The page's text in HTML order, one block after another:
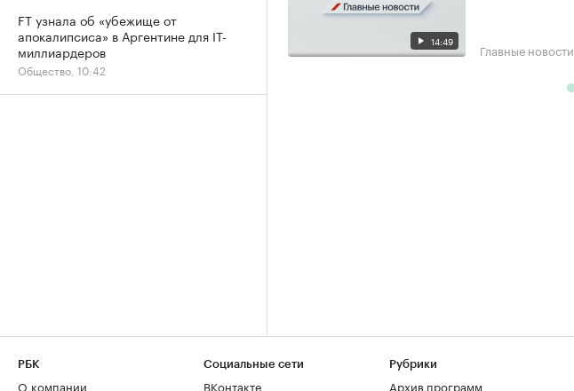
14:49 Главные новости
FT узнала об «убежище от
апокалипсиса» в Аргентине для IT-
миллиардеров
Общество, 10:42
РБК
О компании
Социальные сети
ВКонтакте
Рубрики
Архив программ